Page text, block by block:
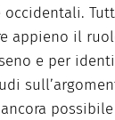
appieno il
e per